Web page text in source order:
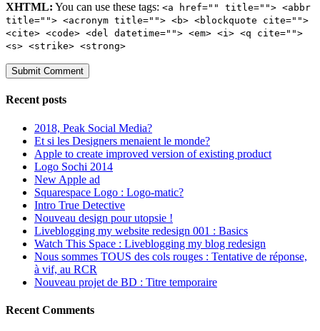
XHTML: You can use these tags: <a href="" title=""> <abbr
title=""> <acronym title=""> <b> <blockquote cite="">
<cite> <code> <del datetime=""> <em> <i> <q cite="">
<s> <strike> <strong>
Recent posts
2018, Peak Social Media?
Et si les Designers menaient le monde?
Apple to create improved version of existing product
Logo Sochi 2014
New Apple ad
Squarespace Logo : Logo-matic?
Intro True Detective
Nouveau design pour utopsie !
Liveblogging my website redesign 001 : Basics
Watch This Space : Liveblogging my blog redesign
Nous sommes TOUS des cols rouges : Tentative de réponse,
à vif, au RCR
Nouveau projet de BD : Titre temporaire
Recent Comments